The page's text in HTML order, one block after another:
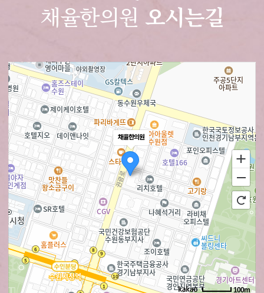
채율한의원 오시는길
채율한의원
100m